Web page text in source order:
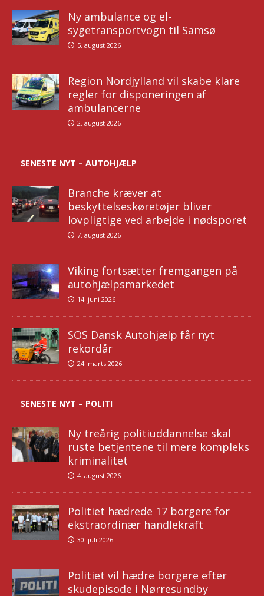
Ny ambulance og el-
sygetransportvogn til Samsø
5. august 2026
Region Nordjylland vil skabe klare
regler for disponeringen af
ambulancerne
2. august 2026
SENESTE NYT – AUTOHJÆLP
Branche kræver at
beskyttelseskøretøjer bliver
lovpligtige ved arbejde i nødsporet
7. august 2026
Viking fortsætter fremgangen på
autohjælpsmarkedet
14. juni 2026
SOS Dansk Autohjælp får nyt
rekordår
24. marts 2026
SENESTE NYT – POLITI
Ny treårig politiuddannelse skal
ruste betjentene til mere kompleks
kriminalitet
4. august 2026
Politiet hædrede 17 borgere for
ekstraordinær handlekraft
30. juli 2026
Politiet vil hædre borgere efter
skudepisode i Nørresundby